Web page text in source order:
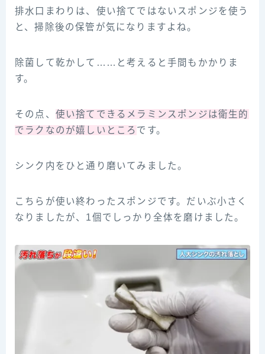
排水口まわりは、使い捨てではないスポンジを使う
と、掃除後の保管が気になりますよね。
除菌して乾かして……と考えると手間もかかりま
す。
その点、 使い捨てできるメラミンスポンジは衛生的
でラクなのが嬉しいところ です。
シンク内をひと通り磨いてみました。
こちらが使い終わったスポンジです。だいぶ小さく
なりましたが、1個でしっかり全体を磨けました。